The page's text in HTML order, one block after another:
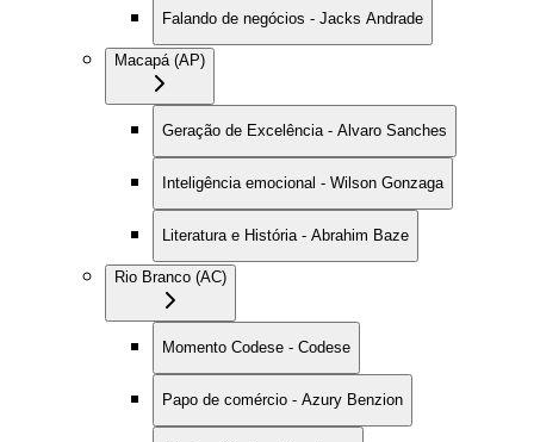
Falando de negócios - Jacks Andrade
Macapá (AP)
Geração de Excelência - Alvaro Sanches
Inteligência emocional - Wilson Gonzaga
Literatura e História - Abrahim Baze
Rio Branco (AC)
Momento Codese - Codese
Papo de comércio - Azury Benzion